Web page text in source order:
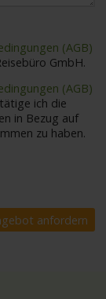
(AGB)
GmbH.
(AGB)
in Bezug auf
zu haben.